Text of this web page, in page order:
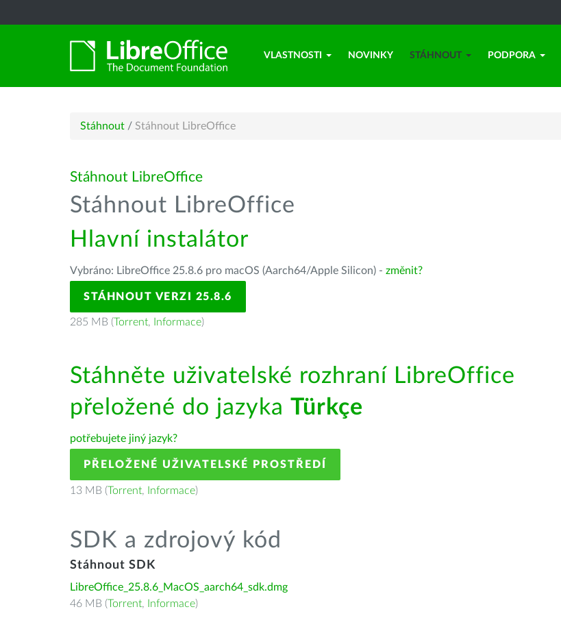
VLASTNOSTI NOVINKY STÁHNOUT PODPORA
Stáhnout / Stáhnout LibreOffice
Stáhnout LibreOffice
Stáhnout LibreOffice
Hlavní instalátor
Vybráno: LibreOffice 25.8.6 pro macOS (Aarch64/Apple Silicon) - změnit?
STÁHNOUT VERZI 25.8.6
285 MB (Torrent, Informace)
Stáhněte uživatelské rozhraní LibreOffice
přeložené do jazyka Türkçe
potřebujete jiný jazyk?
PŘELOŽENÉ UŽIVATELSKÉ PROSTŘEDÍ
13 MB (Torrent, Informace)
SDK a zdrojový kód
Stáhnout SDK
LibreOffice_25.8.6_MacOS_aarch64_sdk.dmg
46 MB (Torrent, Informace)